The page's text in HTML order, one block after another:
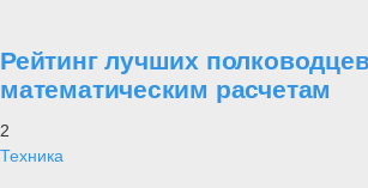
Рейтинг лучших
математическим расчетам
2
Техника